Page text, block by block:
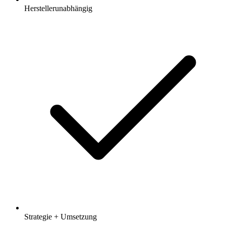
Herstellerunabhängig
Strategie + Umsetzung